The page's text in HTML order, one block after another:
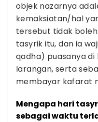
objek nazarnya
kemaksiatan/hal
tersebut tidak
tasyrik itu, dan ia
qadha) puasanya di
larangan, serta
membayar kafarat
Mengapa hari
sebagai waktu